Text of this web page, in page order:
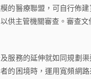
的醫療聯盟，可自行佈
供主管機關審查。審查
務的延伸就如同規劃渠
的困境時，運用寬頻網